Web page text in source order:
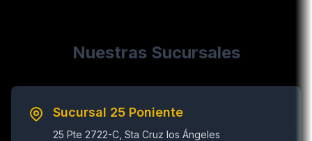
Nuestras Sucursales
Sucursal 25 Poniente
25 Pte 2722-C, Sta Cruz los Ángeles